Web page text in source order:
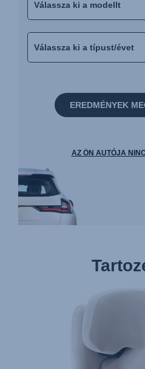
EREDMÉNYEK
AZ ÖN AUTÓJA